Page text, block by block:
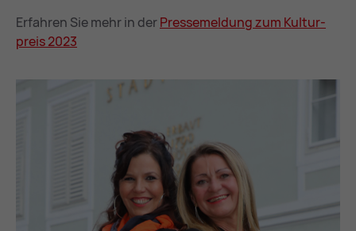
Erfahren Sie mehr in derPres­se­mel­dung zum Kul­tur­
preis 2023